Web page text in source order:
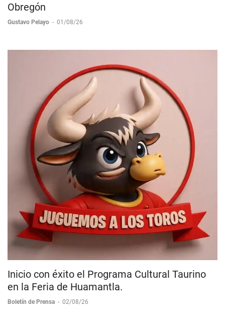
Obregón
Gustavo Pelayo - 01/08/26
Inicio con éxito el Programa Cultural Taurino
en la Feria de Huamantla.
Boletín de Prensa - 02/08/26